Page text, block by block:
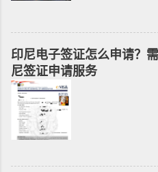
此外还要求，
手枪。 目前共有
1 －最多拥有2支
3 -最多拥有10
中国人出境被
式只有遣返。
境 如果您已经被
律宾的话，那么
清底，整个周
境不会有任何被
题也可以询问
提交到移民局，
哪里交保险，
你取回来再交易
本都下来了，如
比较麻烦的，
牌的车牌号和临
讳的号码； 5、
宾退休署(PRA)
由出入境，并
分为两种：现金
存款类： （1）
一家三口存款2
美元/人； （2
赎回存款。
（2）房产不能
同比增长放缓
了约 3,370 套，
十年的年均
998 Real Estate
地区提供一站式
卖、房屋租赁
投资,菲律宾移
为您精彩呈现
印尼电子签证怎么申请？
尼签证申请服务